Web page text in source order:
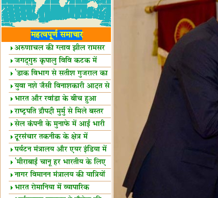
महत्वपूर्ण समाचार
अरुणाचल की ग्लाव झील रामसर
स्थल घोषित
जगद्गुरु कृपालु विवि कटक में
शैक्षिक सत्र शुरू
'डाक विभाग से सतीश गुजराल का
रिश्ता गहरा'
युवा नशे जैसी विनाशकारी आदत से
दूर रहें-मोदी
भारत और रवांडा के बीच हुआ
व्यापार विस्तार
राष्ट्रपति द्रौपदी मुर्मु से मिले बस्तर
के प्रतिनिधि
सेल कंपनी के मुनाफे में आई भारी
उछाल!
दूरसंचार तकनीक के क्षेत्र में
उत्कृष्टता पुरस्कार
पर्यटन मंत्रालय और एयर इंडिया में
समझौता
'मीराबाई चानू हर भारतीय के लिए
प्रेरणा'
नागर विमानन मंत्रालय की यात्रियों
को सलाह
भारत रोमानिया में व्यापारिक